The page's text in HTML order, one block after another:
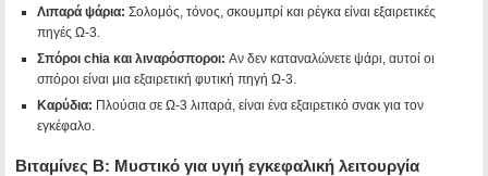
Λιπαρά ψάρια: Σολομός, τόνος, σκουμπρί και ρέγκα είναι εξαιρετικές
πηγές Ω-3.
Σπόροι chia και λιναρόσποροι: Αν δεν καταναλώνετε ψάρι, αυτοί οι
σπόροι είναι μια εξαιρετική φυτική πηγή Ω-3.
Καρύδια: Πλούσια σε Ω-3 λιπαρά, είναι ένα εξαιρετικό σνακ για τον
εγκέφαλο.
Βιταμίνες Β: Μυστικό για υγιή εγκεφαλική λειτουργία